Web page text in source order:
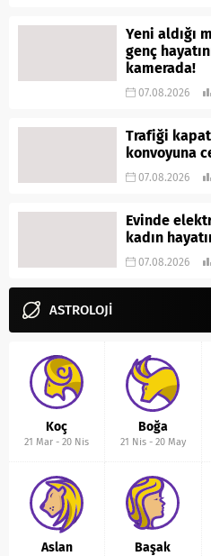
Yeni aldığı
genç
kamerada!
07.08.2026
Trafiği
konvoyuna
07.08.2026
Evinde
kadın
07.08.2026
ASTROLOJİ
Koç
21 Mar -20 Nis
Boğa
21 Nis- 20 May
Aslan Başak